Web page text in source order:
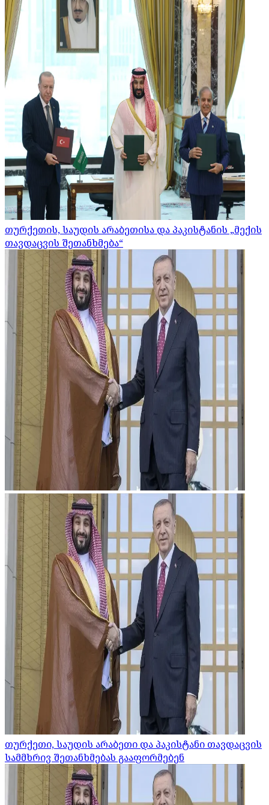
თურქეთის, საუდის არაბეთისა და პაკისტანის „მექის
თავდაცვის შეთანხმება“
თურქეთი, საუდის არაბეთი და პაკისტანი თავდაცვის
სამმხრივ შეთანხმებას გააფორმებენ